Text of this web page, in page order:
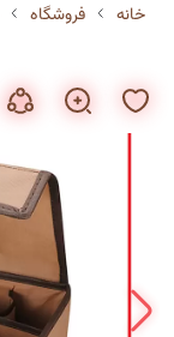
خانه فروشگاه